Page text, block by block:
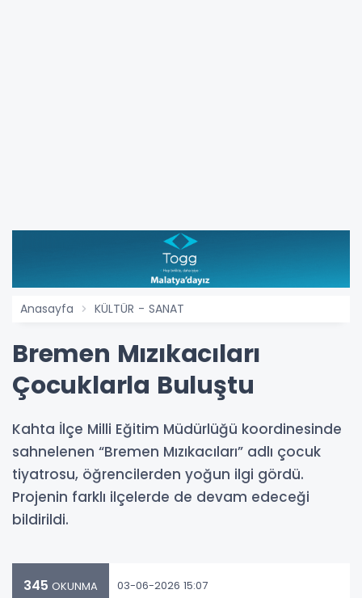
Anasayfa KÜLTÜR - SANAT
Bremen Mızıkacıları
Çocuklarla Buluştu
Kahta İlçe Milli Eğitim Müdürlüğü koordinesinde
sahnelenen “Bremen Mızıkacıları” adlı çocuk
tiyatrosu, öğrencilerden yoğun ilgi gördü.
Projenin farklı ilçelerde de devam edeceği
bildirildi.
345 OKUNMA 03-06-2026 15:07